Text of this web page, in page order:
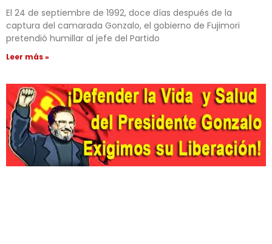
El 24 de septiembre de 1992, doce días después de la
captura del camarada Gonzalo, el gobierno de Fujimori
pretendió humillar al jefe del Partido
Leer más »